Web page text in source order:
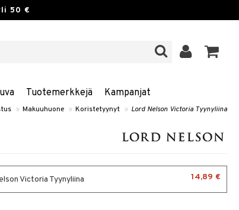
50 €
Tuotemerkkejä Kampanjat
» Makuuhuone » Koristetyynyt » Lord Nelson Victoria Tyynyliina
Victoria Tyynyliina 14,89 €